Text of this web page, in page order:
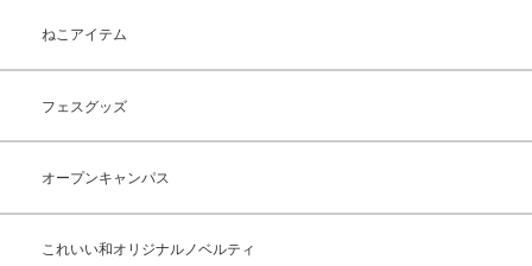
ねこアイテム
フェスグッズ
オープンキャンパス
これいい和オリジナルノベルティ